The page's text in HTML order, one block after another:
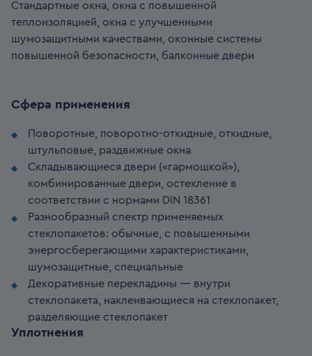
Стандартные окна, окна с повышенной
теплоизоляцией, окна с улучшенными
шумозащитными качествами, оконные системы
повышенной безопасности, балконные двери
Сфера применения
Поворотные, поворотно-откидные, откидные,
штульповые, раздвижные окна
Складывающиеся двери («гармошкой»),
комбинированные двери, остекление в
соответствии с нормами DIN 18361
Разнообразный спектр применяемых
стеклопакетов: обычные, с повышенными
энергосберегающими характеристиками,
шумозащитные, специальные
Декоративные перекладины — внутри
стеклопакета, наклеивающиеся на стеклопакет,
разделяющие стеклопакет
Уплотнения